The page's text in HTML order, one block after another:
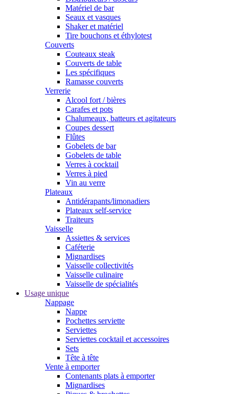
Matériel de bar
Seaux et vasques
Shaker et matériel
Tire bouchons et éthylotest
Couverts
Couteaux steak
Couverts de table
Les spécifiques
Ramasse couverts
Verrerie
Alcool fort / bières
Carafes et pots
Chalumeaux, batteurs et agitateurs
Coupes dessert
Flûtes
Gobelets de bar
Gobelets de table
Verres à cocktail
Verres à pied
Vin au verre
Plateaux
Antidérapants/limonadiers
Plateaux self-service
Traiteurs
Vaisselle
Assiettes & services
Caféterie
Mignardises
Vaisselle collectivités
Vaisselle culinaire
Vaisselle de spécialités
Usage unique
Nappage
Nappe
Pochettes serviette
Serviettes
Serviettes cocktail et accessoires
Sets
Tête à tête
Vente à emporter
Contenants plats à emporter
Mignardises